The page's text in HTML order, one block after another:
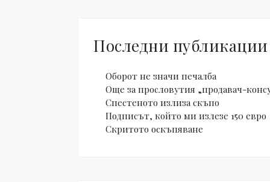
Последни публикации
Оборот не значи печалба
Още за прословутия „продавач-
Спестеното излиза скъпо
Подписът, който ми излезе 150 евро
Скритото оскъпяване